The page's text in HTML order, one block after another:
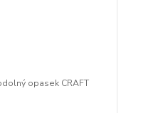
opasek CRAFT